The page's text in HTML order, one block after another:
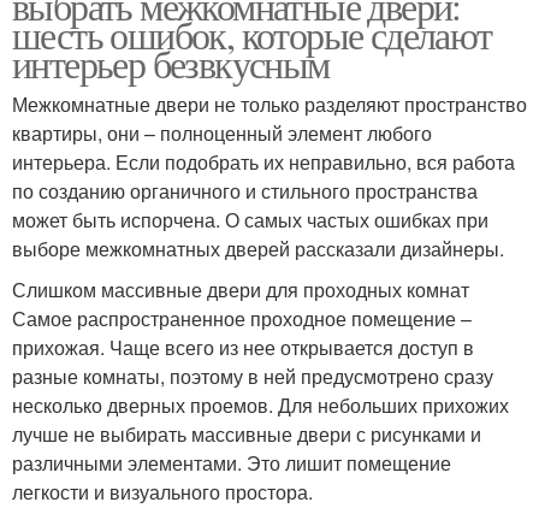
шесть ошибок, которые сделают
интерьер безвкусным
Межкомнатные двери не только разделяют пространство
квартиры, они – полноценный элемент любого
интерьера. Если подобрать их неправильно, вся работа
по созданию органичного и стильного пространства
может быть испорчена. О самых частых ошибках при
выборе межкомнатных дверей рассказали дизайнеры.
Слишком массивные двери для проходных комнат
Самое распространенное проходное помещение –
прихожая. Чаще всего из нее открывается доступ в
разные комнаты, поэтому в ней предусмотрено сразу
несколько дверных проемов. Для небольших прихожих
лучше не выбирать массивные двери с рисунками и
различными элементами. Это лишит помещение
легкости и визуального простора.